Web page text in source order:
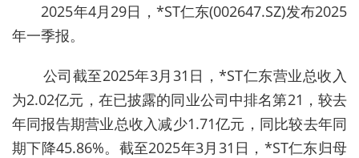
2025年4月29日，*ST仁东(002647.SZ)发布2025
年一季报。
公司截至2025年3月31日，*ST仁东营业总收入
为2.02亿元，在已披露的同业公司中排名第21，较去
年同报告期营业总收入减少1.71亿元，同比较去年同
期下降45.86%。截至2025年3月31日，*ST仁东归母